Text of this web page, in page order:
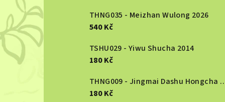
THNG035 - Meizhan Wulong 2026
540 Kč
TSHU029 - Yiwu Shucha 2014
180 Kč
THNG009 -
180 Kč